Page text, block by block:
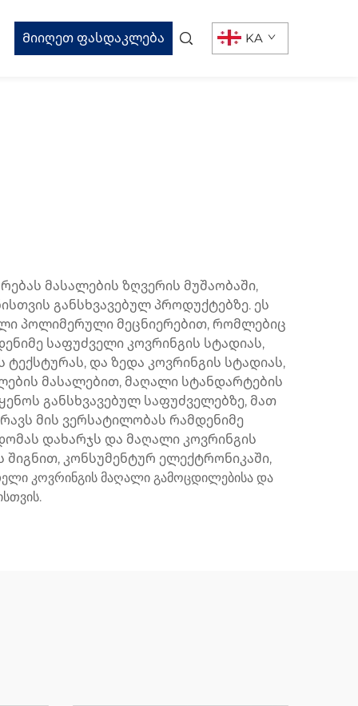
Მიიღეთ ფასდაკლება KA
მასალების ზღვერის მუშაობაში,
განსხვავებულ პროდუქტებზე. ეს
პოლიმერული მეცნიერებით, რომლებიც
საფუძველი კოვრინგის სტადიას,
და ზედა კოვრინგის სტადიას,
მასალებით, მაღალი სტანდარტების
განსხვავებულ საფუძველებზე, მათ
მის ვერსატილობას რამდენიმე
დახარჯს და მაღალი კოვრინგის
შიგნით, კონსუმენტურ ელექტრონიკაში,
კოვრინგის მაღალი გამოცდილებისა და